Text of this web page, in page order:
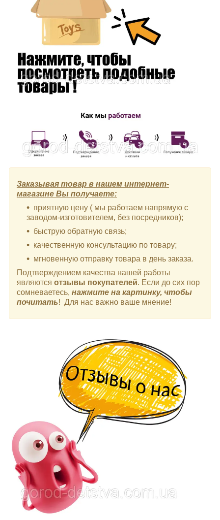
Заказывая товар в нашем интернет-
магазине Вы получаете:
приятную цену ( мы работаем напрямую с
заводом-изготовителем, без посредников);
быструю обратную связь;
качественную консультацию по товару;
мгновенную отправку товара в день заказа.
Подтверждением качества нашей работы
являются отзывы покупателей. Если до сих пор
сомневаетесь, нажмите на картинку, чтобы
почитать! Для нас важно ваше мнение!